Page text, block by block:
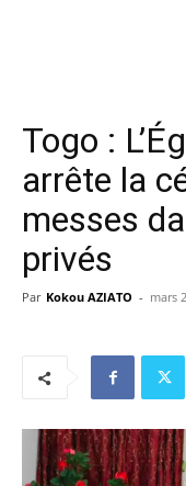
Togo :
arrête la
messes
privés
Par Kokou AZIATO - mars